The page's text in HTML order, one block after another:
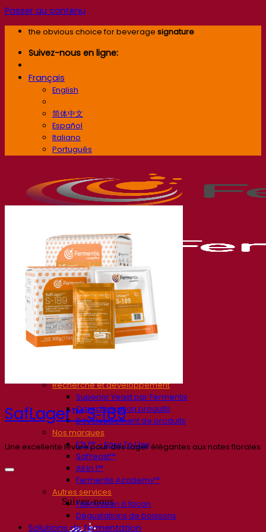
Passer au contenu
the obvious choice for beverage signature
Suivez-nous en ligne:
Français
English
简体中文
Español
Italiano
Português
Société
À propos
Expert en fermentation
Une équipe passionnée
Recherche et développement
Superior Yeast par Fermentis
Caractérisation produits
Développement de produits
Nos marques
E2U™ – Easy To Use
SafYeast™
All In 1™
Fermentis Academy™
Autres services
Fabrication à façon
Dégustations de boissons
Solutions de fermentation
SafLager™ S‑189
Une excellente levure pour des Lager élégantes aux notes florales
Suivez-nous